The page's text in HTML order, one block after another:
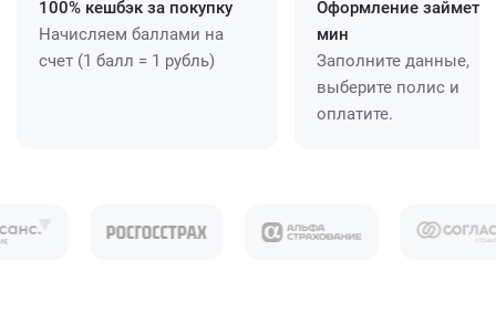
100% кешбэк за покупку
Начисляем баллами на
счет (1 балл = 1 рубль)
Оформление займет
мин
Заполните данные,
выберите полис и
оплатите.